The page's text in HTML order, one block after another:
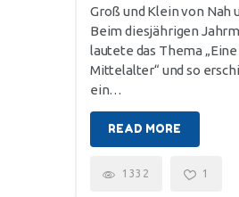
Groß und Klein von Nah
Beim diesjährigen
lautete das Thema
Mittelalter“ und so
ein…
READ MORE
1332 1